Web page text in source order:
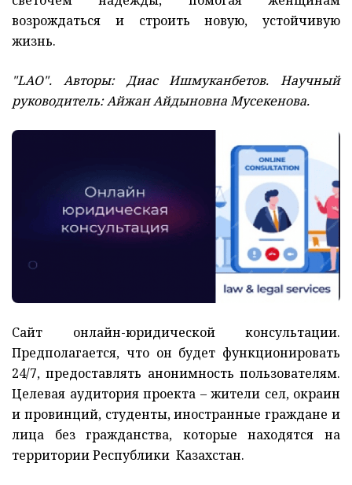
возрождаться и строить новую, устойчивую
жизнь.
"LAO". Авторы: Диас Ишмуканбетов. Научный
руководитель: Айжан Айдыновна Мусекенова.
Сайт онлайн-юридической консультации.
Предполагается, что он будет функционировать
24/7, предоставлять анонимность пользователям.
Целевая аудитория проекта – жители сел, окраин
и провинций, студенты, иностранные граждане и
лица без гражданства, которые находятся на
территории Республики Казахстан.